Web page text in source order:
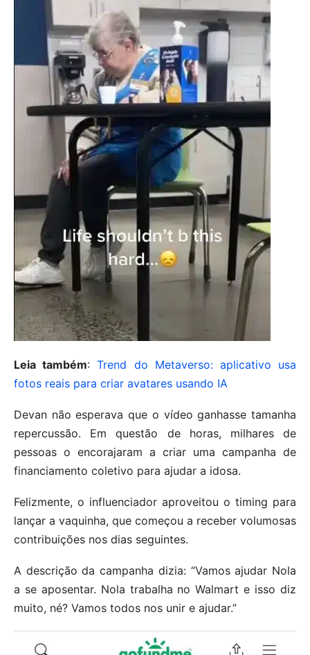
Leia também:Trend do Metaverso: aplicativo usa
fotos reais para criar avatares usando IA
Devan não esperava que o vídeo ganhasse tamanha
repercussão. Em questão de horas, milhares de
pessoas o encorajaram a criar uma campanha de
financiamento coletivo para ajudar a idosa.
Felizmente, o influenciador aproveitou o timing para
lançar a vaquinha, que começou a receber volumosas
contribuições nos dias seguintes.
A descrição da campanha dizia: “Vamos ajudar Nola
a se aposentar. Nola trabalha no Walmart e isso diz
muito, né? Vamos todos nos unir e ajudar.”